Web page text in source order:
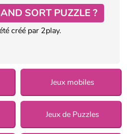
SORT PUZZLE ?
créé par 2play.
Jeux mobiles
Jeux de Puzzles